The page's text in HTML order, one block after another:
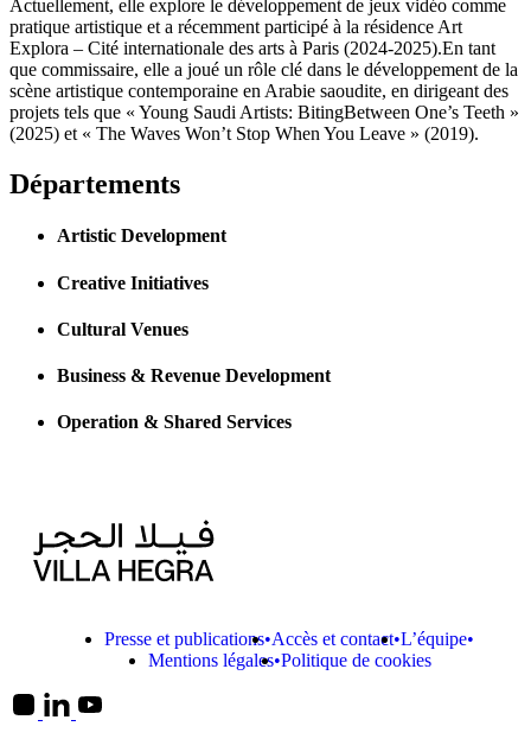
Actuellement, elle explore le développement de jeux vidéo comme
pratique artistique et a récemment participé à la résidence Art
Explora – Cité internationale des arts à Paris (2024-2025).En tant
que commissaire, elle a joué un rôle clé dans le développement de la
scène artistique contemporaine en Arabie saoudite, en dirigeant des
projets tels que « Young Saudi Artists: BitingBetween One’s Teeth »
(2025) et « The Waves Won’t Stop When You Leave » (2019).
Départements
Artistic Development
Creative Initiatives
Cultural Venues
Business & Revenue Development
Operation & Shared Services
Presse et publications Accès et contact L’équipe
Mentions légales Politique de cookies